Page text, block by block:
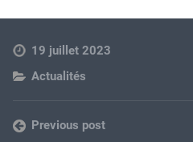
19 juillet 2023
Actualités
Previous post